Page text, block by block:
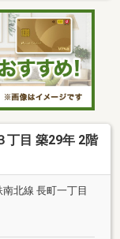
丁目 築29年 2階
北線 長町一丁目